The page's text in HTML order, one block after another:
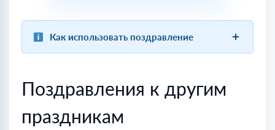
Как использовать поздравление
Поздравления к другим
праздникам